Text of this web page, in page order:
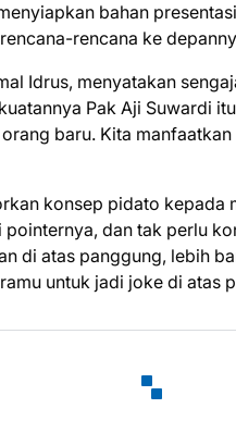
bahan
rencana ke
Idrus, menyatakan
Pak Aji Suwardi
baru. Kita
konsep pidato kepada
dan tak perlu
di atas panggung, lebih
untuk jadi joke di atas